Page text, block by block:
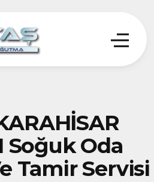
Soğuk Oda
Tamir Servisi